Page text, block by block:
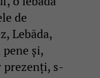
de
Lebăda,
și,
s-